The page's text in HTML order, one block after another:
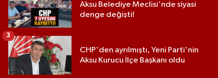
Aksu Belediye Meclisi'nde siyasi
denge değişti!
CHP'den ayrılmıştı, Yeni Parti'nin
Aksu Kurucu İlçe Başkanı oldu
3